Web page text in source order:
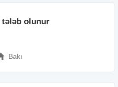
tələb olunur
Bakı